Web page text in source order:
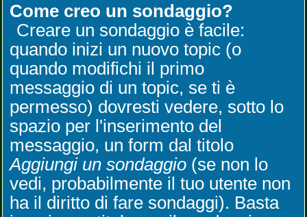
Come creo un sondaggio?
Creare un sondaggio è facile:
quando inizi un nuovo topic (o
quando modifichi il primo
messaggio di un topic, se ti è
permesso) dovresti vedere, sotto lo
spazio per l'inserimento del
messaggio, un form dal titolo
Aggiungi un sondaggio (se non lo
vedi, probabilmente il tuo utente non
ha il diritto di fare sondaggi). Basta